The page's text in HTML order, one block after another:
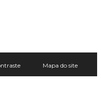
Mapa do site